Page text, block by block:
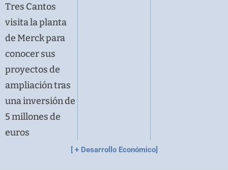
Tres Cantos
visita la planta
de Merck para
conocer sus
proyectos de
ampliación tras
una inversión de
5 millones de
euros
[ + Desarrollo Económico]